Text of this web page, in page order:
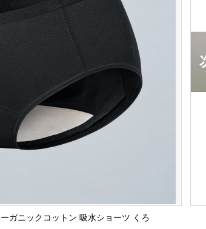
ガニックコットン 吸水ショーツ くろ